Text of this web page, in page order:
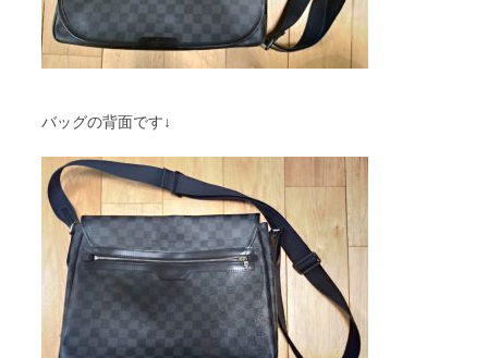
バッグの背面です↓